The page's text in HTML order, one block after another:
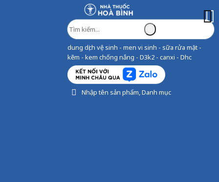
dung dịch vệ sinh - men vi sinh - sữa rửa mặt -
kẽm - kem chống nắng - D3k2 - canxi - Dhc
Nhập tên sản phẩm, Danh mục